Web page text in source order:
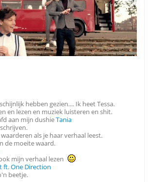
hebben gezien.... Ik heet Tessa.
en lezen en muziek luisteren en shit.
aan mijn dushieTania
als je haar verhaal leest.
de moeite waard.
mijn verhaal lezen
ft. One Direction
beetje.